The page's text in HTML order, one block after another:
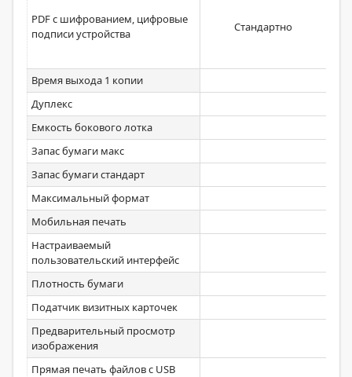
PDF с шифрованием, цифровые
подписи устройства
Стандартно
Время выхода 1 копии
Дуплекс
Емкость бокового лотка
Запас бумаги макс
Запас бумаги стандарт
Максимальный формат
Мобильная печать
Настраиваемый
пользовательский интерфейс
Плотность бумаги
Податчик визитных карточек
Предварительный просмотр
изображения
Прямая печать файлов с USB